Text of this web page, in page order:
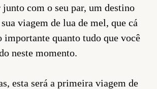
com o seu par, um destino
viagem de lua de mel, que cá
importante quanto tudo que você
neste momento.
esta será a primeira viagem de